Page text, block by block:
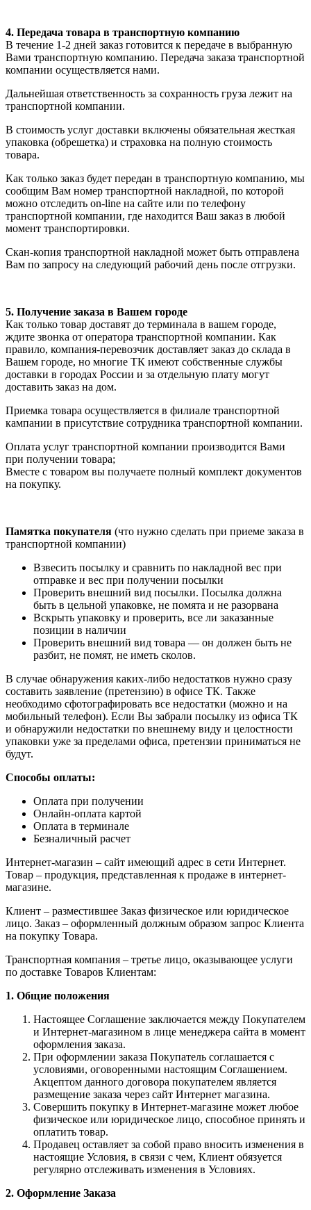
4. Передача товара в транспортную компанию
В течение 1-2 дней заказ готовится к передаче в выбранную
Вами транспортную компанию. Передача заказа транспортной
компании осуществляется нами.
Дальнейшая ответственность за сохранность груза лежит на
транспортной компании.
В стоимость услуг доставки включены обязательная жесткая
упаковка (обрешетка) и страховка на полную стоимость
товара.
Как только заказ будет передан в транспортную компанию, мы
сообщим Вам номер транспортной накладной, по которой
можно отследить on-line на сайте или по телефону
транспортной компании, где находится Ваш заказ в любой
момент транспортировки.
Скан-копия транспортной накладной может быть отправлена
Вам по запросу на следующий рабочий день после отгрузки.
5. Получение заказа в Вашем городе
Как только товар доставят до терминала в вашем городе,
ждите звонка от оператора транспортной компании. Как
правило, компания-перевозчик доставляет заказ до склада в
Вашем городе, но многие ТК имеют собственные службы
доставки в городах России и за отдельную плату могут
доставить заказ на дом.
Приемка товара осуществляется в филиале транспортной
кампании в присутствие сотрудника транспортной компании.
Оплата услуг транспортной компании производится Вами
при получении товара;
Вместе с товаром вы получаете полный комплект документов
на покупку.
Памятка покупателя (что нужно сделать при приеме заказа в
транспортной компании)
Взвесить посылку и сравнить по накладной вес при
отправке и вес при получении посылки
Проверить внешний вид посылки. Посылка должна
быть в цельной упаковке, не помята и не разорвана
Вскрыть упаковку и проверить, все ли заказанные
позиции в наличии
Проверить внешний вид товара — он должен быть не
разбит, не помят, не иметь сколов.
В случае обнаружения каких-либо недостатков нужно сразу
составить заявление (претензию) в офисе ТК. Также
необходимо сфотографировать все недостатки (можно и на
мобильный телефон). Если Вы забрали посылку из офиса ТК
и обнаружили недостатки по внешнему виду и целостности
упаковки уже за пределами офиса, претензии приниматься не
будут.
Способы оплаты:
Оплата при получении
Онлайн-оплата картой
Оплата в терминале
Безналичный расчет
Интернет-магазин – сайт имеющий адрес в сети Интернет.
Товар – продукция, представленная к продаже в интернет-
магазине.
Клиент – разместившее Заказ физическое или юридическое
лицо. Заказ – оформленный должным образом запрос Клиента
на покупку Товара.
Транспортная компания – третье лицо, оказывающее услуги
по доставке Товаров Клиентам:
1. Общие положения
Настоящее Соглашение заключается между Покупателем
и Интернет-магазином в лице менеджера сайта в момент
оформления заказа.
При оформлении заказа Покупатель соглашается с
условиями, оговоренными настоящим Соглашением.
Акцептом данного договора покупателем является
размещение заказа через сайт Интернет магазина.
Совершить покупку в Интернет-магазине может любое
физическое или юридическое лицо, способное принять и
оплатить товар.
Продавец оставляет за собой право вносить изменения в
настоящие Условия, в связи с чем, Клиент обязуется
регулярно отслеживать изменения в Условиях.
2. Оформление Заказа